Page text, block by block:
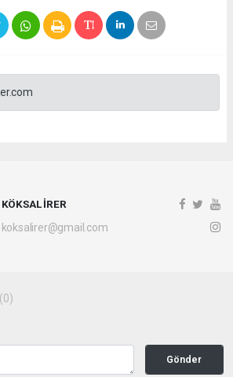
KÖKSAL İRER
koksalirer@gmail.com
(0)
Gönder